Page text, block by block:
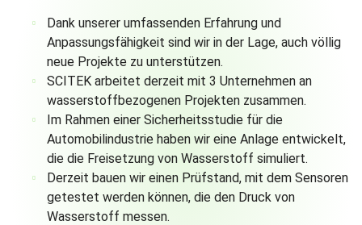
Dank unserer umfassenden Erfahrung und
Anpassungsfähigkeit sind wir in der Lage, auch völlig
neue Projekte zu unterstützen.
SCITEK arbeitet derzeit mit 3 Unternehmen an
wasserstoffbezogenen Projekten zusammen.
Im Rahmen einer Sicherheitsstudie für die
Automobilindustrie haben wir eine Anlage entwickelt,
die die Freisetzung von Wasserstoff simuliert.
Derzeit bauen wir einen Prüfstand, mit dem Sensoren
getestet werden können, die den Druck von
Wasserstoff messen.